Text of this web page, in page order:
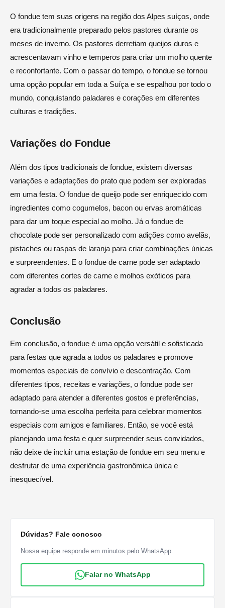
O fondue tem suas origens na região dos Alpes suíços, onde
era tradicionalmente preparado pelos pastores durante os
meses de inverno. Os pastores derretiam queijos duros e
acrescentavam vinho e temperos para criar um molho quente
e reconfortante. Com o passar do tempo, o fondue se tornou
uma opção popular em toda a Suíça e se espalhou por todo o
mundo, conquistando paladares e corações em diferentes
culturas e tradições.
Variações do Fondue
Além dos tipos tradicionais de fondue, existem diversas
variações e adaptações do prato que podem ser exploradas
em uma festa. O fondue de queijo pode ser enriquecido com
ingredientes como cogumelos, bacon ou ervas aromáticas
para dar um toque especial ao molho. Já o fondue de
chocolate pode ser personalizado com adições como avelãs,
pistaches ou raspas de laranja para criar combinações únicas
e surpreendentes. E o fondue de carne pode ser adaptado
com diferentes cortes de carne e molhos exóticos para
agradar a todos os paladares.
Conclusão
Em conclusão, o fondue é uma opção versátil e sofisticada
para festas que agrada a todos os paladares e promove
momentos especiais de convívio e descontração. Com
diferentes tipos, receitas e variações, o fondue pode ser
adaptado para atender a diferentes gostos e preferências,
tornando-se uma escolha perfeita para celebrar momentos
especiais com amigos e familiares. Então, se você está
planejando uma festa e quer surpreender seus convidados,
não deixe de incluir uma estação de fondue em seu menu e
desfrutar de uma experiência gastronômica única e
inesquecível.
Dúvidas? Fale conosco
Nossa equipe responde em minutos pelo WhatsApp.
Falar no WhatsApp